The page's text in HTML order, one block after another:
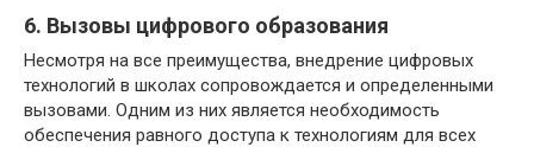
6. Вызовы цифрового образования
Несмотря на все преимущества, внедрение цифровых
технологий в школах сопровождается и определенными
вызовами. Одним из них является необходимость
обеспечения равного доступа к технологиям для всех